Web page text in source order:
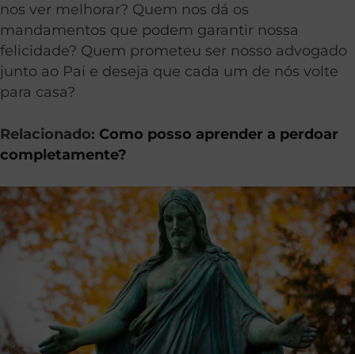
nos ver melhorar? Quem nos dá os
mandamentos que podem garantir nossa
felicidade? Quem prometeu ser nosso advogado
junto ao Pai e deseja que cada um de nós volte
para casa?
Relacionado: Como posso aprender a perdoar
completamente?